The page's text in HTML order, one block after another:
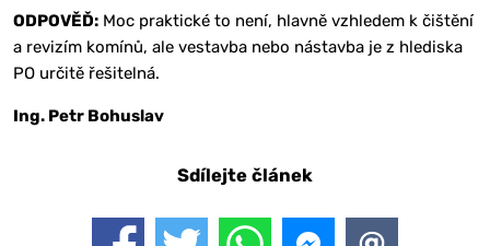
ODPOVĚĎ:Moc praktické to není, hlavně vzhledem k čištění
a revizím komínů, ale vestavba nebo nástavba je z hlediska
PO určitě řešitelná.
Ing. Petr Bohuslav
Sdílejte článek